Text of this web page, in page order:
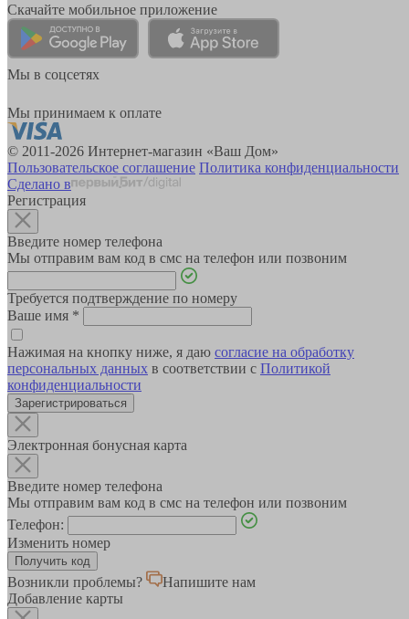
Скачайте мобильное приложение
Мы в соцсетях
Мы принимаем к оплате
© 2011-2026 Интернет-магазин «Ваш Дом»
Пользовательское соглашение Политика конфиденциальности
Сделано в
Регистрация
Введите номер телефона
Мы отправим вам код в смс на телефон или позвоним
Требуется подтверждение по номеру
Ваше имя *
Нажимая на кнопку ниже, я даю согласие на обработку
персональных данных в соответствии с Политикой
конфиденциальности
Зарегистрироваться
Электронная бонусная карта
Введите номер телефона
Мы отправим вам код в смс на телефон или позвоним
Телефон:
Изменить номер
Возникли проблемы?
Напишите нам
Добавление карты